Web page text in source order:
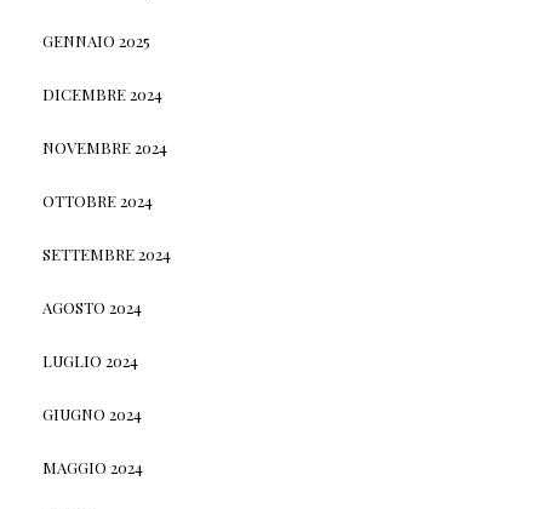
GENNAIO 2025
DICEMBRE 2024
NOVEMBRE 2024
OTTOBRE 2024
SETTEMBRE 2024
AGOSTO 2024
LUGLIO 2024
GIUGNO 2024
MAGGIO 2024